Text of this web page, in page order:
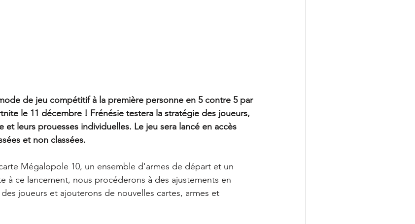
de jeu compétitif à la première personne en 5 contre 5 par
le 11 décembre ! Frénésie testera la stratégie des joueurs,
et leurs prouesses individuelles. Le jeu sera lancé en accès
et non classées.
Mégalopole 10, un ensemble d'armes de départ et un
à ce lancement, nous procéderons à des ajustements en
joueurs et ajouterons de nouvelles cartes, armes et